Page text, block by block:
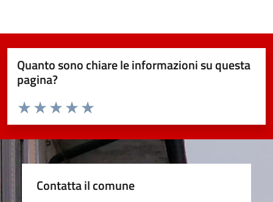
Quanto sono chiare le informazioni su questa
pagina?
Valuta da 1 a 5 stelle la pagina
Valuta 5 stelle su 5
Valuta 4 stelle su 5
Valuta 3 stelle su 5
Valuta 2 stelle su 5
Valuta 1 stelle su 5
Contatta il comune